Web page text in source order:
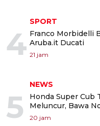
4
SPORT
Franco Morbidelli
Aruba.it Ducati
21 jam
5
NEWS
Honda Super Cub
Meluncur, Bawa
20 jam